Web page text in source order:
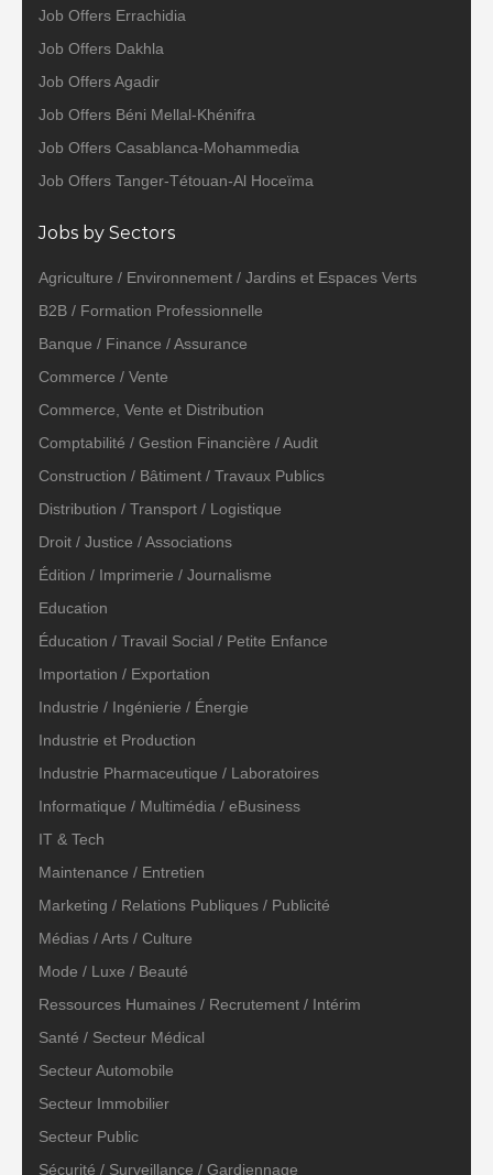
Job Offers Errachidia
Job Offers Dakhla
Job Offers Agadir
Job Offers Béni Mellal-Khénifra
Job Offers Casablanca-Mohammedia
Job Offers Tanger-Tétouan-Al Hoceïma
Jobs by Sectors
Agriculture / Environnement / Jardins et Espaces Verts
B2B / Formation Professionnelle
Banque / Finance / Assurance
Commerce / Vente
Commerce, Vente et Distribution
Comptabilité / Gestion Financière / Audit
Construction / Bâtiment / Travaux Publics
Distribution / Transport / Logistique
Droit / Justice / Associations
Édition / Imprimerie / Journalisme
Education
Éducation / Travail Social / Petite Enfance
Importation / Exportation
Industrie / Ingénierie / Énergie
Industrie et Production
Industrie Pharmaceutique / Laboratoires
Informatique / Multimédia / eBusiness
IT & Tech
Maintenance / Entretien
Marketing / Relations Publiques / Publicité
Médias / Arts / Culture
Mode / Luxe / Beauté
Ressources Humaines / Recrutement / Intérim
Santé / Secteur Médical
Secteur Automobile
Secteur Immobilier
Secteur Public
Sécurité / Surveillance / Gardiennage